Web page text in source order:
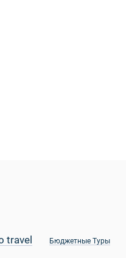
travel Бюджетные Туры